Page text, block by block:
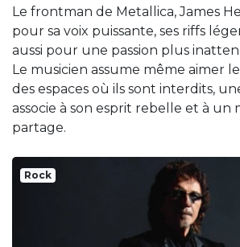
Le frontman de Metallica, James
pour sa voix puissante, ses riffs
aussi pour une passion plus
Le musicien assume même aimer
des espaces où ils sont interdits,
associe à son esprit rebelle et à un
partage.
Rock